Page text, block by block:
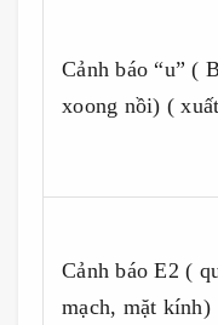
Cảnh báo “u” (
xoong nồi) (
Cảnh báo E2 (
mạch, mặt kính)